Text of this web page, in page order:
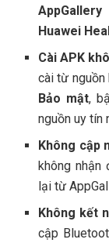
AppGallery
Huawei
Cài APK
cài từ nguồn
Bảo mật,
nguồn uy tín
Không cập
không
lại từ
Không kết
cập